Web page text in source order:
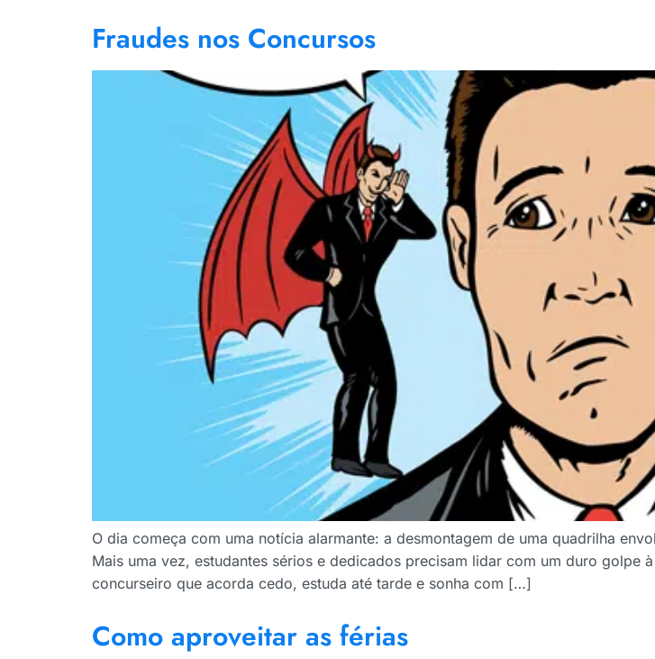
Fraudes nos Concursos
O dia começa com uma notícia alarmante: a desmontagem de uma quadrilha
Mais uma vez, estudantes sérios e dedicados precisam lidar com um duro golpe
concurseiro que acorda cedo, estuda até tarde e sonha com […]
Como aproveitar as férias